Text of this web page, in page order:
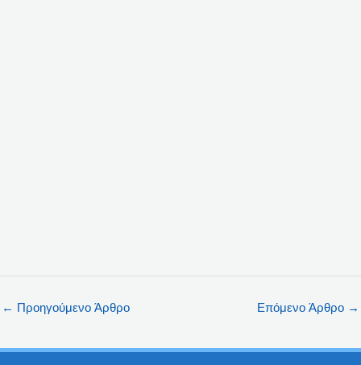
← Προηγούμενο Άρθρο Επόμενο Άρθρο →